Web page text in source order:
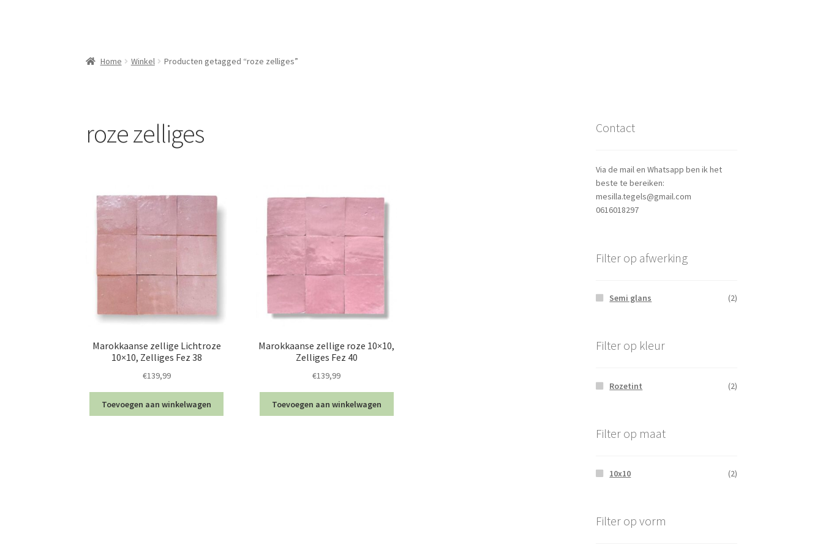
Home Winkel Producten getagged “roze zelliges”
roze zelliges
Marokkaanse zellige Lichtroze
10×10, Zelliges Fez 38
€139,99
Toevoegen aan winkelwagen
Marokkaanse zellige roze 10×10,
Zelliges Fez 40
€139,99
Toevoegen aan winkelwagen
Contact
Via de mail en Whatsapp ben ik het
beste te bereiken:
mesilla.tegels@gmail.com
0616018297
Filter op afwerking
Semi glans (2)
Filter op kleur
Rozetint (2)
Filter op maat
10x10 (2)
Filter op vorm